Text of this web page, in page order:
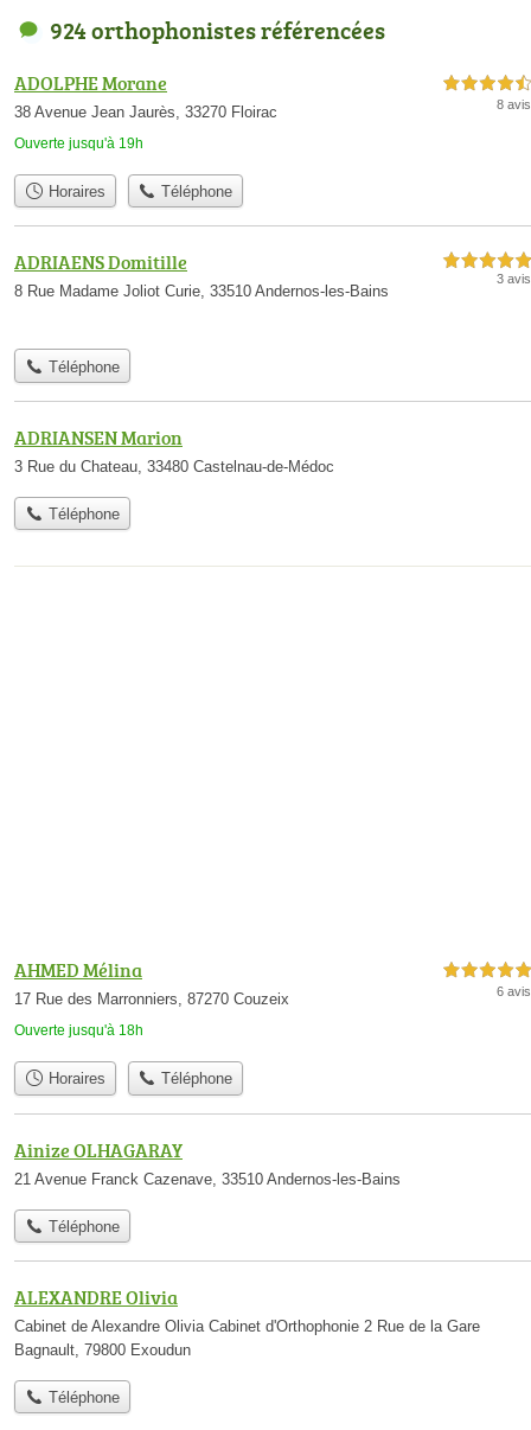
924 orthophonistes référencées
ADOLPHE Morane
38 Avenue Jean Jaurès, 33270 Floirac
Ouverte jusqu'à 19h
4,5 étoiles sur 5
8 avis
Horaires Téléphone
ADRIAENS Domitille
8 Rue Madame Joliot Curie, 33510 Andernos-les-Bains
5,0 étoiles sur 5
3 avis
Téléphone
ADRIANSEN Marion
3 Rue du Chateau, 33480 Castelnau-de-Médoc
Téléphone
AHMED Mélina
17 Rue des Marronniers, 87270 Couzeix
Ouverte jusqu'à 18h
5,0 étoiles sur 5
6 avis
Horaires Téléphone
Ainize OLHAGARAY
21 Avenue Franck Cazenave, 33510 Andernos-les-Bains
Téléphone
ALEXANDRE Olivia
Cabinet de Alexandre Olivia Cabinet d'Orthophonie 2 Rue de la Gare
Bagnault, 79800 Exoudun
Téléphone